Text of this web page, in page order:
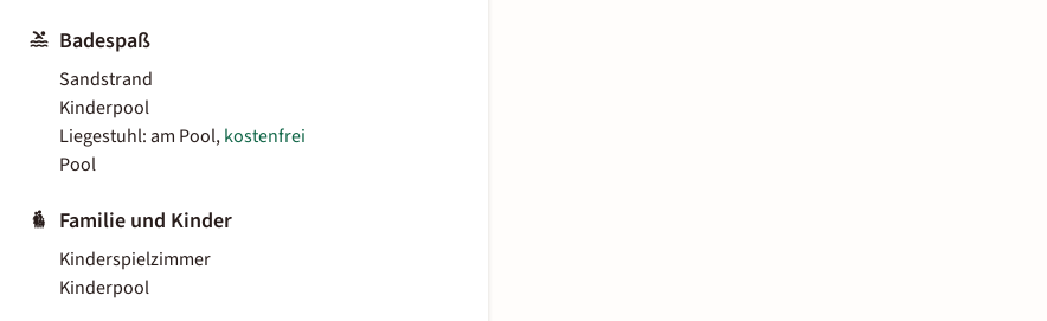
Badespaß
Sandstrand
Kinderpool
Liegestuhl: am Pool,kostenfrei
Pool
Familie und Kinder
Kinderspielzimmer
Kinderpool